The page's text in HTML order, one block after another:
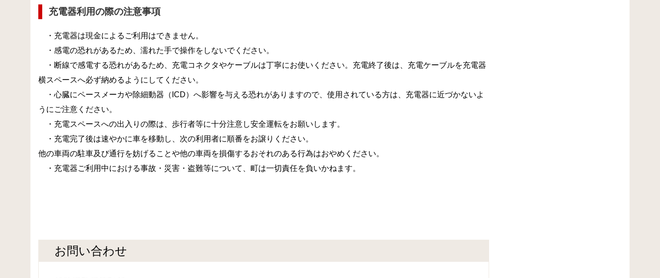
充電器利用の際の注意事項
・充電器は現金によるご利用はできません。
・感電の恐れがあるため、濡れた手で操作をしないでください。
・断線で感電する恐れがあるため、充電コネクタやケーブルは丁寧にお使いください。充電終了後は、充電ケーブルを充電器
横スペースへ必ず納めるようにしてください。
・心臓にペースメーカや除細動器（ICD）へ影響を与える恐れがありますので、使用されている方は、充電器に近づかないよ
うにご注意ください。
・充電スペースへの出入りの際は、歩行者等に十分注意し安全運転をお願いします。
・充電完了後は速やかに車を移動し、次の利用者に順番をお譲りください。
他の車両の駐車及び通行を妨げることや他の車両を損傷するおそれのある行為はおやめください。
・充電器ご利用中における事故・災害・盗難等について、町は一切責任を負いかねます。
お問い合わせ